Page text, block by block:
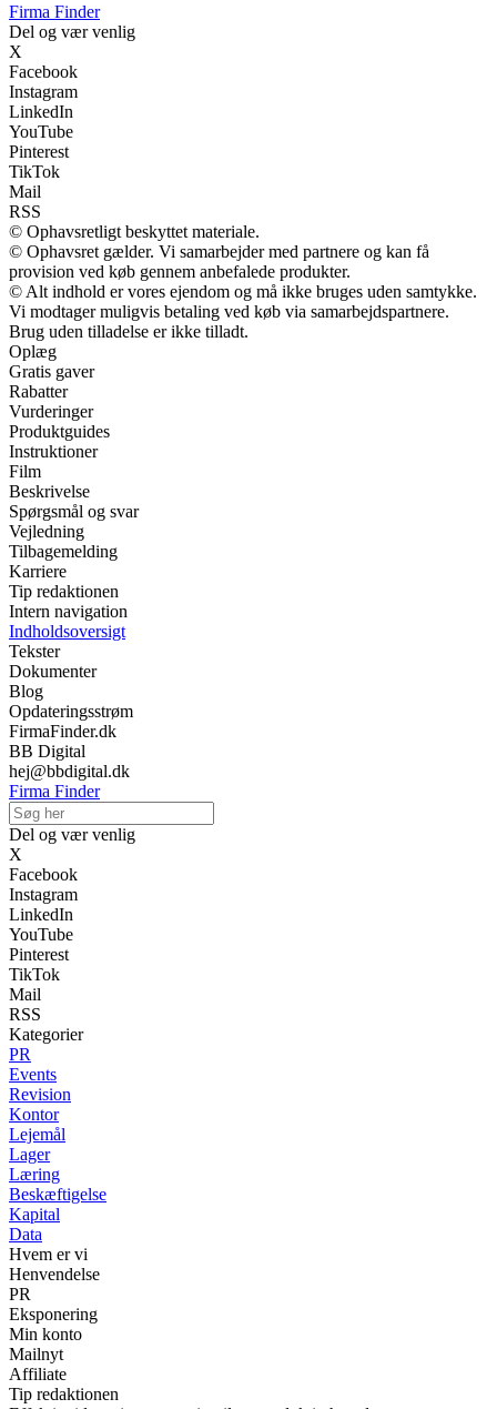
Firma Finder
Del og vær venlig
X
Facebook
Instagram
LinkedIn
YouTube
Pinterest
TikTok
Mail
RSS
© Ophavsretligt beskyttet materiale.
© Ophavsret gælder. Vi samarbejder med partnere og kan få
provision ved køb gennem anbefalede produkter.
© Alt indhold er vores ejendom og må ikke bruges uden samtykke.
Vi modtager muligvis betaling ved køb via samarbejdspartnere.
Brug uden tilladelse er ikke tilladt.
Oplæg
Gratis gaver
Rabatter
Vurderinger
Produktguides
Instruktioner
Film
Beskrivelse
Spørgsmål og svar
Vejledning
Tilbagemelding
Karriere
Tip redaktionen
Intern navigation
Indholdsoversigt
Tekster
Dokumenter
Blog
Opdateringsstrøm
FirmaFinder.dk
BB Digital
hej@bbdigital.dk
Firma Finder
Del og vær venlig
X
Facebook
Instagram
LinkedIn
YouTube
Pinterest
TikTok
Mail
RSS
Kategorier
PR
Events
Revision
Kontor
Lejemål
Lager
Læring
Beskæftigelse
Kapital
Data
Hvem er vi
Henvendelse
PR
Eksponering
Min konto
Mailnyt
Affiliate
Tip redaktionen